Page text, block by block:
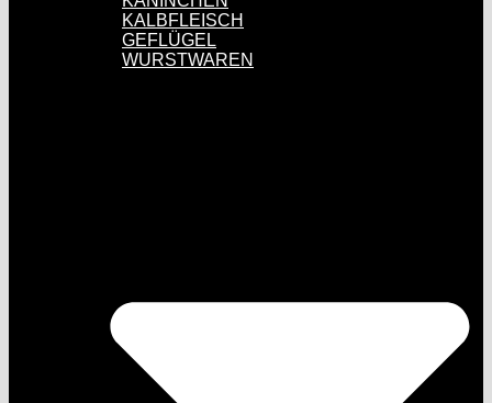
KALBFLEISCH
GEFLÜGEL
WURSTWAREN